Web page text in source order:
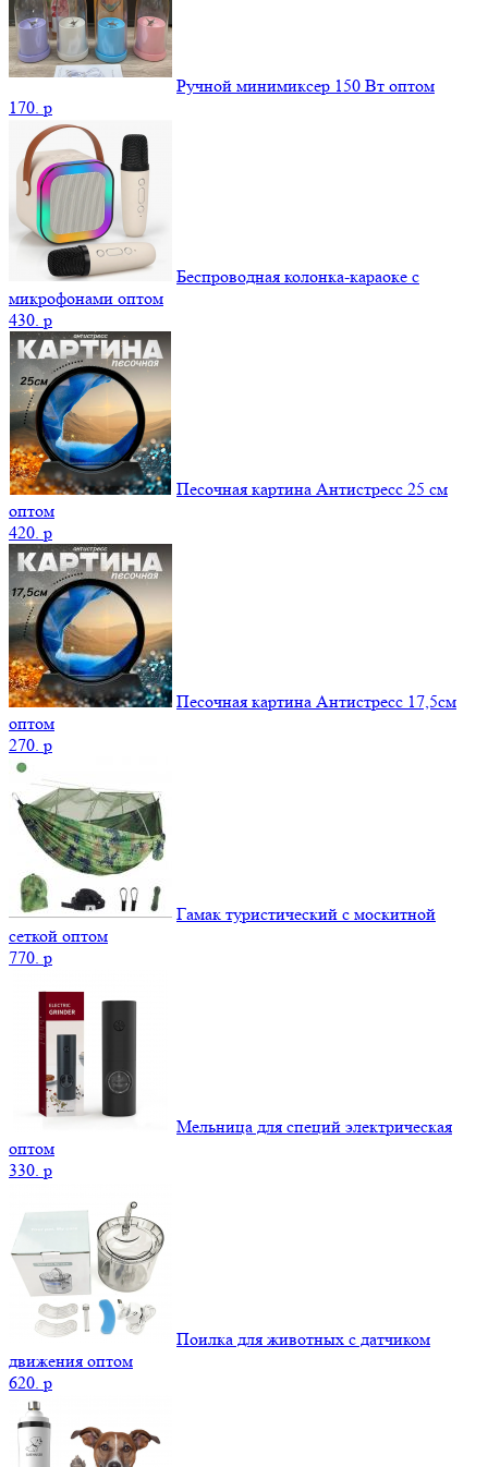
Ручной минимиксер 150 Вт оптом
170. p
Беспроводная колонка-караоке с
микрофонами оптом
430. p
Песочная картина Антистресс 25 см
оптом
420. p
Песочная картина Антистресс 17,5см
оптом
270. p
Гамак туристический с москитной
сеткой оптом
770. p
Мельница для специй электрическая
оптом
330. p
Поилка для животных с датчиком
движения оптом
620. p